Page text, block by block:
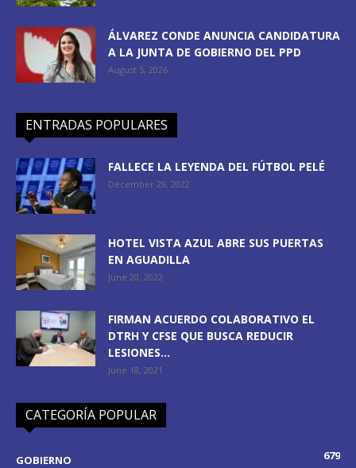
ÁLVAREZ CONDE ANUNCIA CANDIDATURA
A LA JUNTA DE GOBIERNO DEL PPD
August 5, 2026
ENTRADAS POPULARES
FALLECE LA LEYENDA DEL FÚTBOL PELÉ
December 29, 2022
HOTEL VISTA AZUL ABRE SUS PUERTAS
EN AGUADILLA
June 20, 2022
FIRMAN ACUERDO COLABORATIVO EL
DTRH Y CFSE QUE BUSCA REDUCIR
LESIONES...
June 18, 2021
CATEGORÍA POPULAR
GOBIERNO
679